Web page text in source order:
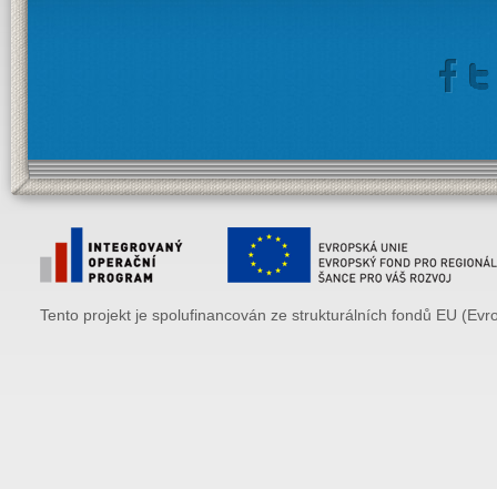
Tento projekt je spolufinancován ze strukturálních fondů EU